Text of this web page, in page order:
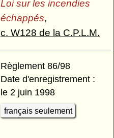
Loi sur les incendies
échappés,
c. W128 de la C.P.L.M.
Règlement 86/98
Date d'enregistrement :
le 2 juin 1998
français seulement